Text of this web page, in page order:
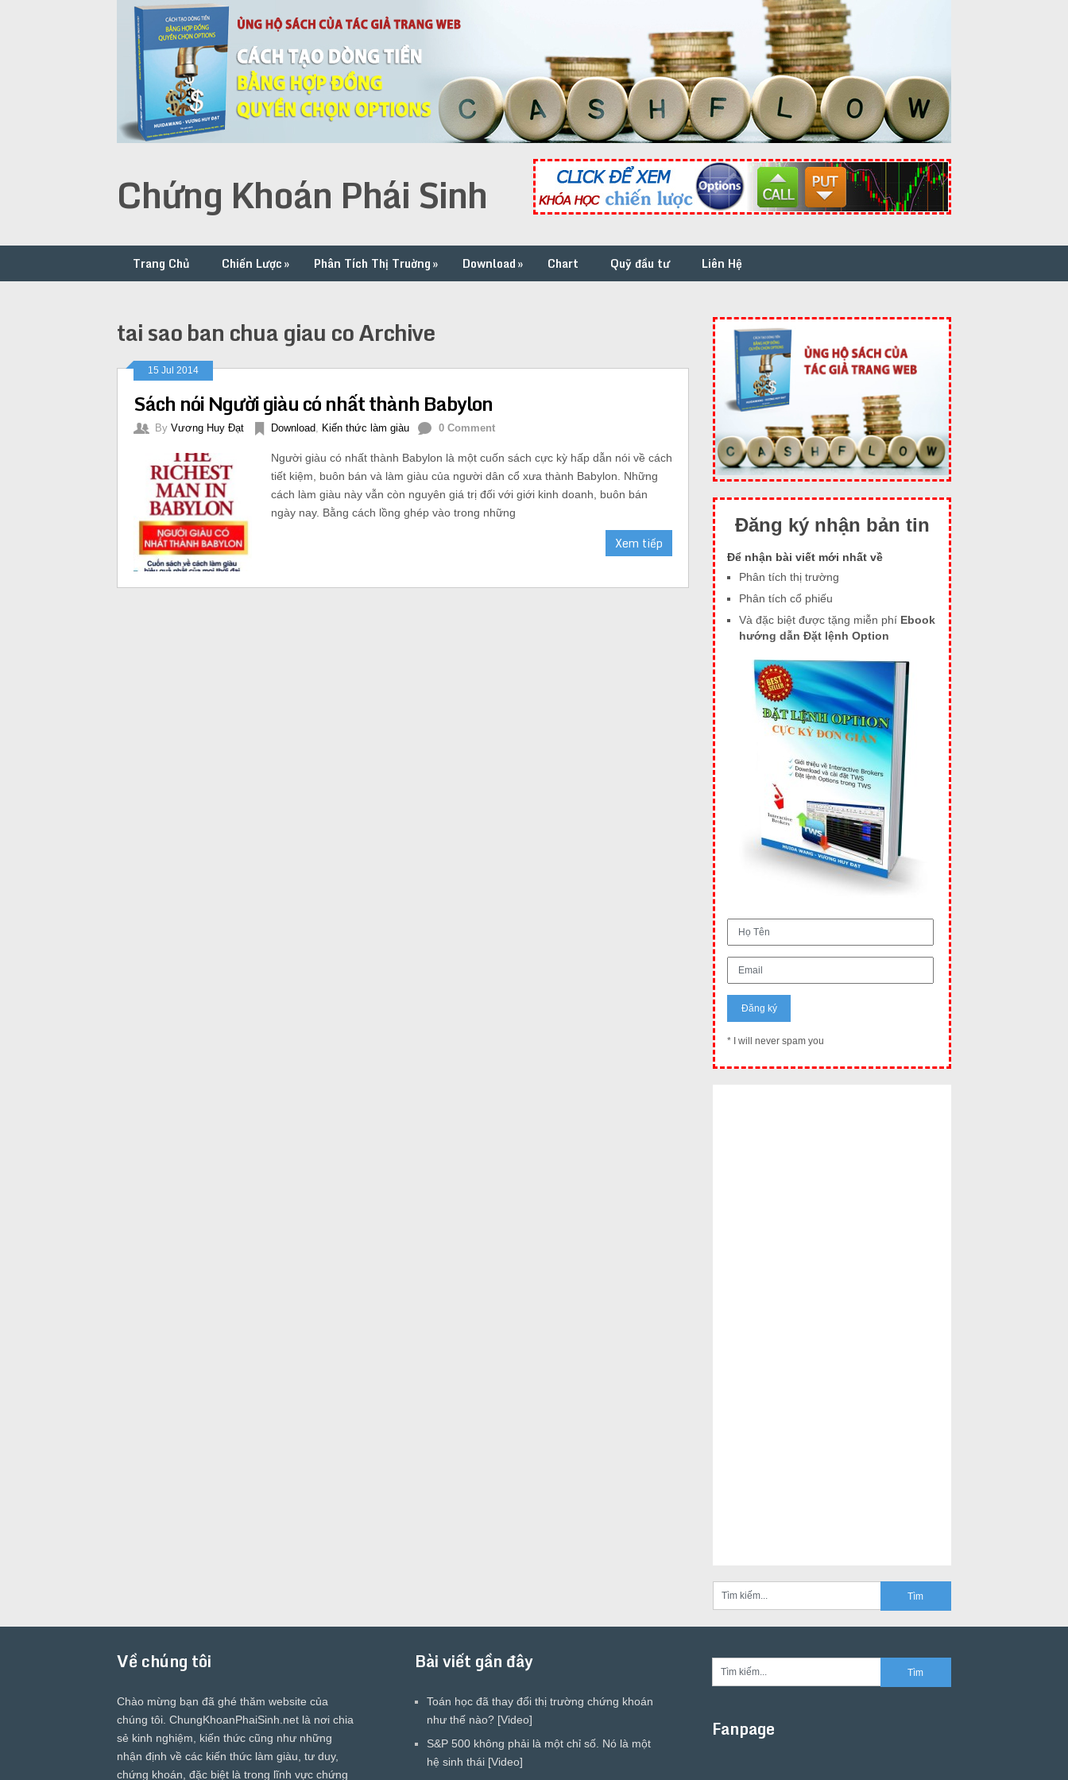
Chứng Khoán Phái Sinh
Trang Chủ Chiến Lược» Phân Tích Thị Truờng» Download» Chart Quỹ đầu tư Liên Hệ
tai sao ban chua giau co Archive
15 Jul 2014
Sách nói Người giàu có nhất thành Babylon
By Vương Huy Đạt Download, Kiến thức làm giàu 0 Comment
Người giàu có nhất thành Babylon là một cuốn sách cực kỳ hấp dẫn nói về cách
tiết kiệm, buôn bán và làm giàu của người dân cổ xưa thành Babylon. Những
cách làm giàu này vẫn còn nguyên giá trị đối với giới kinh doanh, buôn bán
ngày nay. Bằng cách lồng ghép vào trong những
Xem tiếp
Đăng ký nhận bản tin
Để nhận bài viết mới nhất về
Phân tích thị trường
Phân tích cổ phiếu
Và đặc biệt được tặng miễn phí Ebook
hướng dẫn Đặt lệnh Option
* I will never spam you
Về chúng tôi
Chào mừng bạn đã ghé thăm website của
chúng tôi. ChungKhoanPhaiSinh.net là nơi chia
sẻ kinh nghiệm, kiến thức cũng như những
nhận định về các kiến thức làm giàu, tư duy,
chứng khoán, đặc biệt là trong lĩnh vực chứng
Bài viết gần đây
Toán học đã thay đổi thị trường chứng khoán
như thế nào? [Video]
S&P 500 không phải là một chỉ số. Nó là một
hệ sinh thái [Video]
Fanpage